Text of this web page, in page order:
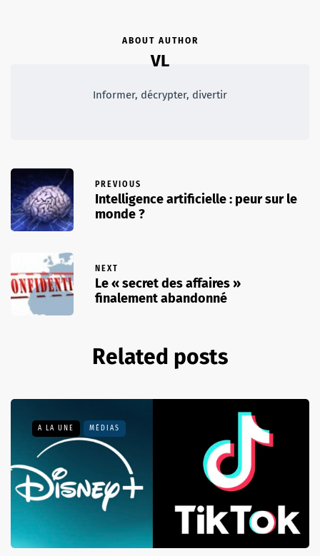
ABOUT AUTHOR
VL
Informer, décrypter, divertir
PREVIOUS
Intelligence artificielle : peur sur le
monde ?
NEXT
Le « secret des affaires »
finalement abandonné
Related posts
A LA UNE MÉDIAS